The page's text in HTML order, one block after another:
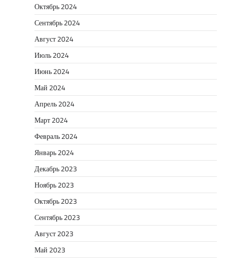
Октябрь 2024
Сентябрь 2024
Август 2024
Июль 2024
Июнь 2024
Май 2024
Апрель 2024
Март 2024
Февраль 2024
Январь 2024
Декабрь 2023
Ноябрь 2023
Октябрь 2023
Сентябрь 2023
Август 2023
Май 2023